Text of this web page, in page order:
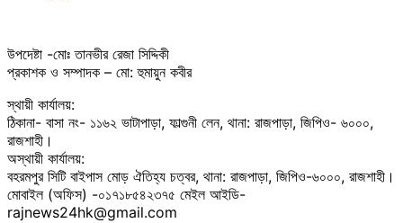
উপদেষ্টা -মোঃ তানভীর রেজা সিদ্দিকী
প্রকাশক ও সম্পাদক – মো: হুমায়ুন কবীর
স্থায়ী কার্যালয়:
ঠিকানা- বাসা নং- ১১৬২ ভাটাপাড়া, ফাল্গুনী লেন, থানা: রাজপাড়া, জিপিও- ৬০০০,
রাজশাহী।
অস্থায়ী কার্যালয়:
বহরমপুর সিটি বাইপাস মোড় ঐতিহ্য চত্বর, থানা: রাজপাড়া, জিপিও-৬০০০, রাজশাহী।
মোবাইল (অফিস) -০১৭১৮৫৪২৩৭৫ মেইল আইডি-
rajnews24hk@gmail.com